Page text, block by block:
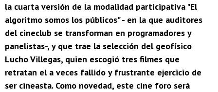
la cuarta versión de la modalidad participativa "El
algoritmo somos los públicos" - en la que auditores
del cineclub se transforman en programadores y
panelistas-, y que trae la selección del geofísico
Lucho Villegas, quien escogió tres filmes que
retratan el a veces fallido y frustrante ejercicio de
ser cineasta. Como novedad, este cine foro será